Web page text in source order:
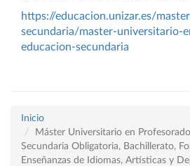
https://educacion.unizar.es/
secundaria/master-universitario-
educacion-secundaria
Inicio
Máster Universitario en
Secundaria Obligatoria, Bachillerato,
Enseñanzas de Idiomas, Artísticas y